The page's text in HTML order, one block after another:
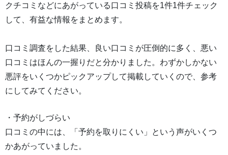
クチコミなどにあがっている口コミ投稿を1件1件チェック
して、有益な情報をまとめます。
口コミ調査をした結果、良い口コミが圧倒的に多く、悪い
口コミはほんの一握りだと分かりました。わずかしかない
悪評をいくつかピックアップして掲載していくので、参考
にしてみてください。
・予約がしづらい
口コミの中には、「予約を取りにくい」という声がいくつ
かあがっていました。